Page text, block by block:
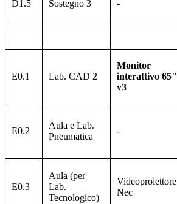
D1.5 Sostegno 3 -
E0.1 Lab. CAD 2
Monitor
interattivo 65"
v3
E0.2
Aula e Lab.
Pneumatica
-
E0.3
Aula (per
Lab.
Tecnologico)
Videoproiettore
Nec